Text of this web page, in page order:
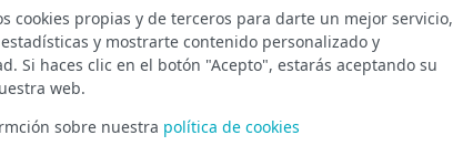
cookies propias y de terceros para darte un mejor servicio,
y mostrarte contenido personalizado y
Si haces clic en el botón "Acepto", estarás aceptando su
web.
sobre nuestra política de cookies